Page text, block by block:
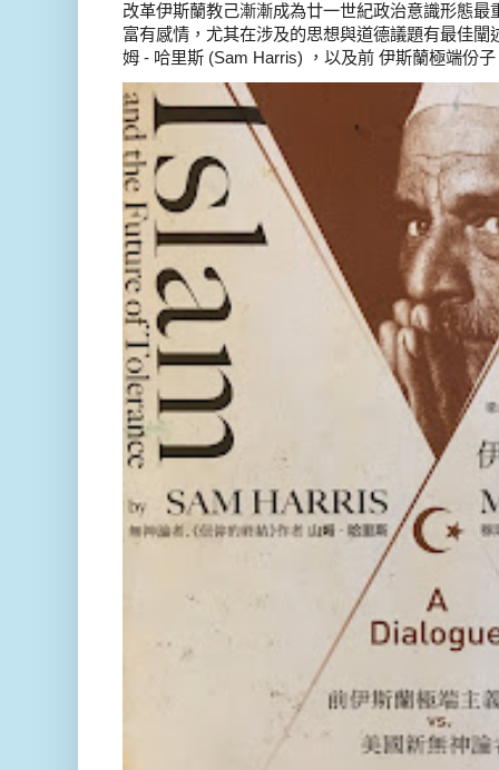
改革伊斯蘭教己漸漸成為廿一世紀政治意識形態
富有感情，尤其在涉及的思想與道德議題有最佳
姆 - 哈里斯 (Sam Harris) ，以及前 伊斯蘭極端份